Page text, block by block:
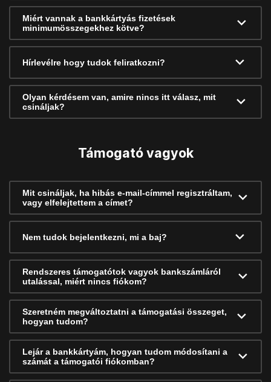
Miért vannak a bankkártyás fizetések
minimumösszegekhez kötve?
Hírlevélre hogy tudok feliratkozni?
Olyan kérdésem van, amire nincs itt válasz, mit
csináljak?
Támogató vagyok
Mit csináljak, ha hibás e-mail-címmel regisztráltam,
vagy elfelejtettem a címet?
Nem tudok bejelentkezni, mi a baj?
Rendszeres támogatótok vagyok bankszámláról
utalással, miért nincs fiókom?
Szeretném megváltoztatni a támogatási összeget,
hogyan tudom?
Lejár a bankkártyám, hogyan tudom módosítani a
számát a támogatói fiókomban?